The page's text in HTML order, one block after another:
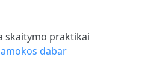
skaitymo praktikai
dabar